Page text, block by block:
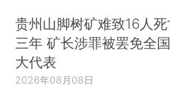
贵州山脚树矿难致16人
三年 矿长涉罪被罢免全
大代表
2026年08月08日